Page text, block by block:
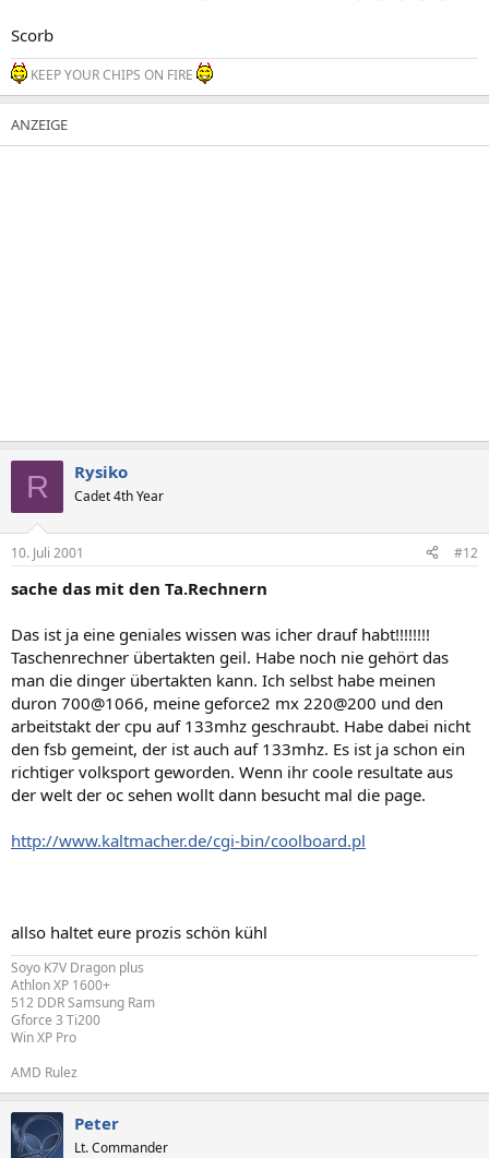
Scorb
KEEP YOUR CHIPS ON FIRE
R Rysiko
Cadet 4th Year
10. Juli 2001 #12
sache das mit den Ta.Rechnern
Das ist ja eine geniales wissen was icher drauf habt!!!!!!!!
Taschenrechner übertakten geil. Habe noch nie gehört das
man die dinger übertakten kann. Ich selbst habe meinen
duron 700@1066, meine geforce2 mx 220@200 und den
arbeitstakt der cpu auf 133mhz geschraubt. Habe dabei nicht
den fsb gemeint, der ist auch auf 133mhz. Es ist ja schon ein
richtiger volksport geworden. Wenn ihr coole resultate aus
der welt der oc sehen wollt dann besucht mal die page.
http://www.kaltmacher.de/cgi-bin/coolboard.pl
allso haltet eure prozis schön kühl
Soyo K7V Dragon plus
Athlon XP 1600+
512 DDR Samsung Ram
Gforce 3 Ti200
Win XP Pro
AMD Rulez
Peter
Lt. Commander